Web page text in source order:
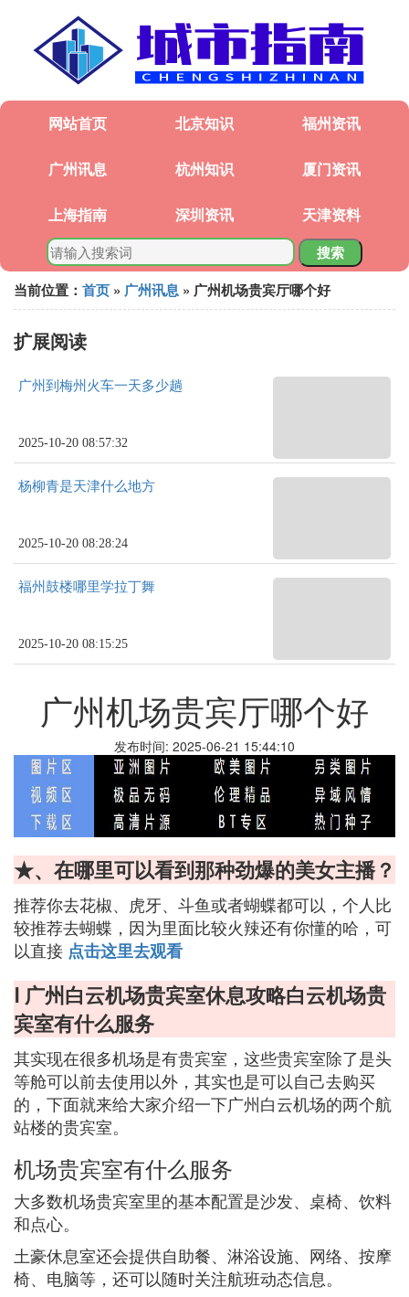
网站首页 北京知识 福州资讯
广州讯息 杭州知识 厦门资讯
上海指南 深圳资讯 天津资料
搜索
当前位置： 首页 » 广州讯息 » 广州机场贵宾厅哪个好
扩展阅读
广州到梅州火车一天多少趟
2025-10-20 08:57:32
杨柳青是天津什么地方
2025-10-20 08:28:24
福州鼓楼哪里学拉丁舞
2025-10-20 08:15:25
广州机场贵宾厅哪个好
发布时间: 2025-06-21 15:44:10
★、在哪里可以看到那种劲爆的美女主播？
推荐你去花椒、虎牙、斗鱼或者蝴蝶都可以，个人比
较推荐去蝴蝶，因为里面比较火辣还有你懂的哈，可
以直接 点击这里去观看
Ⅰ 广州白云机场贵宾室休息攻略白云机场贵
宾室有什么服务
其实现在很多机场是有贵宾室，这些贵宾室除了是头
等舱可以前去使用以外，其实也是可以自己去购买
的，下面就来给大家介绍一下广州白云机场的两个航
站楼的贵宾室。
机场贵宾室有什么服务
大多数机场贵宾室里的基本配置是沙发、桌椅、饮料
和点心。
土豪休息室还会提供自助餐、淋浴设施、网络、按摩
椅、电脑等，还可以随时关注航班动态信息。